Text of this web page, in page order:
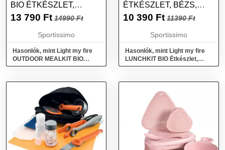
BIO ÉTKÉSZLET,
NARANCSSÁRGA,
13 790 Ft 14990 Ft
Sportissimo
Hasonlók, mint Light my fire
OUTDOOR MEALKIT BIO
Étkészlet, narancssárga,
ÉTKÉSZLET, BÉZS,
MÉRET
10 390 Ft 11390 Ft
Sportissimo
Hasonlók, mint Light my fire
LUNCHKIT BIO Étkészlet,
bézs, méret